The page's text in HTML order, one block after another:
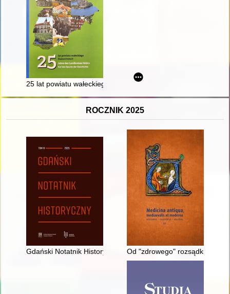
25 lat powiatu wałeckiego : śladami historii = 25 Jahre des
ROCZNIK 2025
Gdański Notatnik Historyczny. T. 4 (2025)Od "zdrowego" rozsądku do